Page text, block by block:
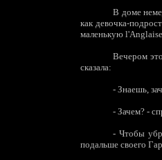
В доме
как девочка-
маленькую l'Anglaise
Вечером
сказала:
- Знаешь,
- Зачем? -
- Чтобы
подальше своего